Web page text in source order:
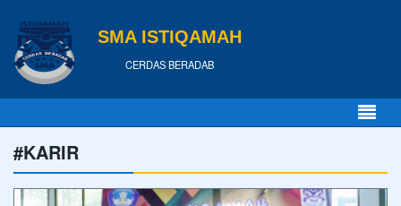
SMA ISTIQAMAH
CERDAS BERADAB
#KARIR